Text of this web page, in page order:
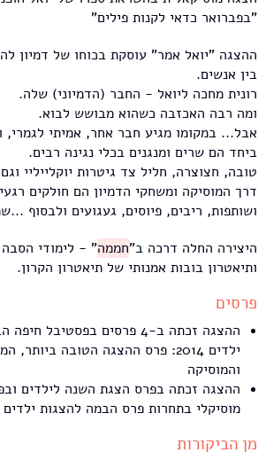
"בפברואר כדאי לקנות פילים"
ההצגה "יואל אמר" עוסקת בכוחו של דמיון
בין אנשים.
רונית מחכה ליואל - החבר (הדמיוני) שלה.
ומה רבה האכזבה כשהוא מבושש לבוא.
אבל... במקומו מגיע חבר אחר, אמיתי לגמרי,
ביחד הם שרים ומנגנים בכלי נגינה רבים.
טובה, חצוצרה, חליל צד גיטרות יוקלייליי
דרך המוסיקה ומשחקי הדמיון הם חולקים
ושותפות, ריבים, פיוסים, געגועים ולבסוף
היצירה החלה דרכה ב"חממה" - לימודי הסבה
ותיאטרון בובות אמנותי של תיאטרון הקרון.
פרסים
ההצגה זכתה ב-4 פרסים בפסטיבל
ילדים 2014: פרס ההצגה הטובה
והמוסיקה
ההצגה זכתה בפרס הצגת השנה לילדים
מוסיקלי בתחרות פרס הבמה להצגות ילדים 2015
מן הביקורות